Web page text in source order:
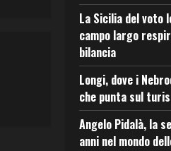
La Sicilia del
campo largo
bilancia
Longi, dove i
che punta sul
Angelo Pidalà, la
anni nel mondo